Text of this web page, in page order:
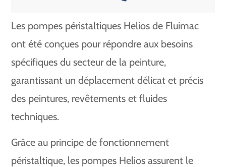
Les pompes péristaltiques Helios de Fluimac
ont été conçues pour répondre aux besoins
spécifiques du secteur de la peinture,
garantissant un déplacement délicat et précis
des peintures, revêtements et fluides
techniques.
Grâce au principe de fonctionnement
péristaltique, les pompes Helios assurent le